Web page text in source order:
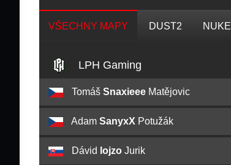
VŠECHNY MAPY DUST2 NUKE
LPH Gaming
Tomáš Snaxieee Matějovic
Adam SanyxX Potužák
Dávid lojzo Jurik